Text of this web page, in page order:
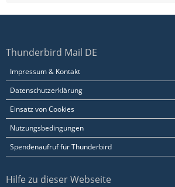
Thunderbird Mail DE
Impressum & Kontakt
Datenschutzerklärung
Einsatz von Cookies
Nutzungsbedingungen
Spendenaufruf für Thunderbird
Hilfe zu dieser Webseite